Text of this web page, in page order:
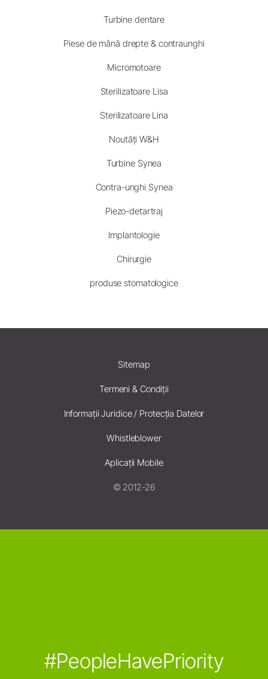
Turbine dentare
Piese de mână drepte & contraunghi
Micromotoare
Sterilizatoare Lisa
Sterilizatoare Lina
Noutăți W&H
Turbine Synea
Contra-unghi Synea
Piezo-detartraj
Implantologie
Chirurgie
produse stomatologice
Sitemap
Termeni & Condiții
Informații Juridice / Protecția Datelor
Whistleblower
Aplicații Mobile
© 2012-26
#PeopleHavePriority